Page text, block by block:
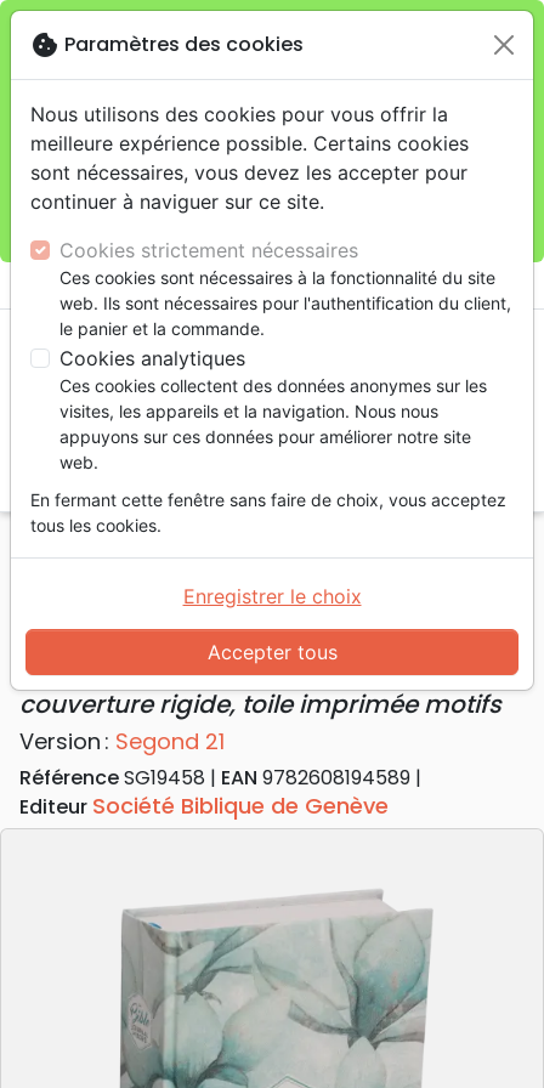
Je veux retirer ma commande au 11 rue de Rive,
Genèveclose
warningCette boutique en ligne est limitée au retrait en
magasin.
Pour les livraisons à domicile, veuillez passer vos
commandes sur la boutique La Maison de la Bible
shopping_cart
Accueil Bibles
Bibles standard
Bible Segond 21 Journal de bord - couverture
rigide, toile imprimée motifs
Bible Segond 21 Journal de bord
couverture rigide, toile imprimée motifs
Version : Segond 21
RéférenceSG19458 EAN 9782608194589
Editeur Société Biblique de Genève
cookie Paramètres des cookies
Nous utilisons des cookies pour vous offrir la
meilleure expérience possible. Certains cookies
sont nécessaires, vous devez les accepter pour
continuer à naviguer sur ce site.
Cookies strictement nécessaires
Ces cookies sont nécessaires à la fonctionnalité du site
web. Ils sont nécessaires pour l'authentification du client,
le panier et la commande.
Cookies analytiques
Ces cookies collectent des données anonymes sur les
visites, les appareils et la navigation. Nous nous
appuyons sur ces données pour améliorer notre site
web.
En fermant cette fenêtre sans faire de choix, vous acceptez
tous les cookies.
Accepter tous
Enregistrer le choix